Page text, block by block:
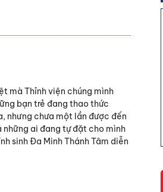
mà Thỉnh viện chúng mình
bạn trẻ đang thao thức
nhưng chưa một lần được đến
ai đang tự đặt cho mình
sinh Đa Minh Thánh Tâm diễn